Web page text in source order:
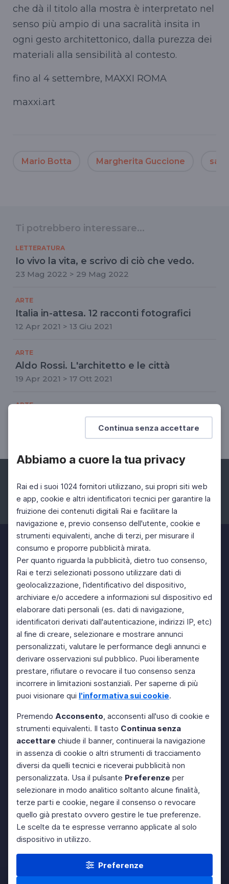
Continua senza accettare
Abbiamo a cuore la tua privacy
Rai ed i suoi 1024 fornitori utilizzano, sui propri siti web
e app, cookie e altri identificatori tecnici per garantire la
fruizione dei contenuti digitali Rai e facilitare la
navigazione e, previo consenso dell'utente, cookie e
strumenti equivalenti, anche di terzi, per misurare il
consumo e proporre pubblicità mirata.
Per quanto riguarda la pubblicità, dietro tuo consenso,
Rai e terzi selezionati possono utilizzare dati di
geolocalizzazione, l'identificativo del dispositivo,
archiviare e/o accedere a informazioni sul dispositivo ed
elaborare dati personali (es. dati di navigazione,
identificatori derivati dall'autenticazione, indirizzi IP, etc)
al fine di creare, selezionare e mostrare annunci
personalizzati, valutare le performance degli annunci e
derivare osservazioni sul pubblico. Puoi liberamente
prestare, rifiutare o revocare il tuo consenso senza
incorrere in limitazioni sostanziali. Per saperne di più
puoi visionare qui l'informativa sui cookie.
Premendo Acconsento, acconsenti all'uso di cookie e
strumenti equivalenti. Il tasto Continua senza
accettare chiude il banner, continuerai la navigazione
in assenza di cookie o altri strumenti di tracciamento
diversi da quelli tecnici e riceverai pubblicità non
personalizzata. Usa il pulsante Preferenze per
selezionare in modo analitico soltanto alcune finalità,
terze parti e cookie, negare il consenso o revocare
quello già prestato ovvero gestire le tue preferenze.
Le scelte da te espresse verranno applicate al solo
dispositivo in utilizzo.
Preferenze
che dà il titolo alla mostra è interpretato nel
senso più ampio di una sacralità insita in
ogni gesto architettonico, dalla purezza dei
materiali alla sensibilità al contesto.
fino al 4 settembre, MAXXI ROMA
maxxi.art
Mario Botta Margherita Guccione
Ti potrebbero interessare...
LETTERATURA
Io vivo la vita, e scrivo di ciò che vedo.
23 Mag 2022 > 29 Mag 2022
ARTE
Italia in-attesa. 12 racconti fotografici
12 Apr 2021 > 13 Giu 2021
ARTE
Aldo Rossi. L'architetto e le città
19 Apr 2021 > 17 Ott 2021
ARTE
Personae, di Bruno Pellegrino
07 Nov 2022 > 13 Nov 2022
Facebook Instagram Twitter